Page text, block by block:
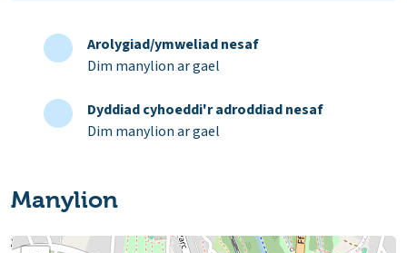
Arolygiad/ymweliad nesaf
Dim manylion ar gael
Dyddiad cyhoeddi'r adroddiad nesaf
Dim manylion ar gael
Manylion